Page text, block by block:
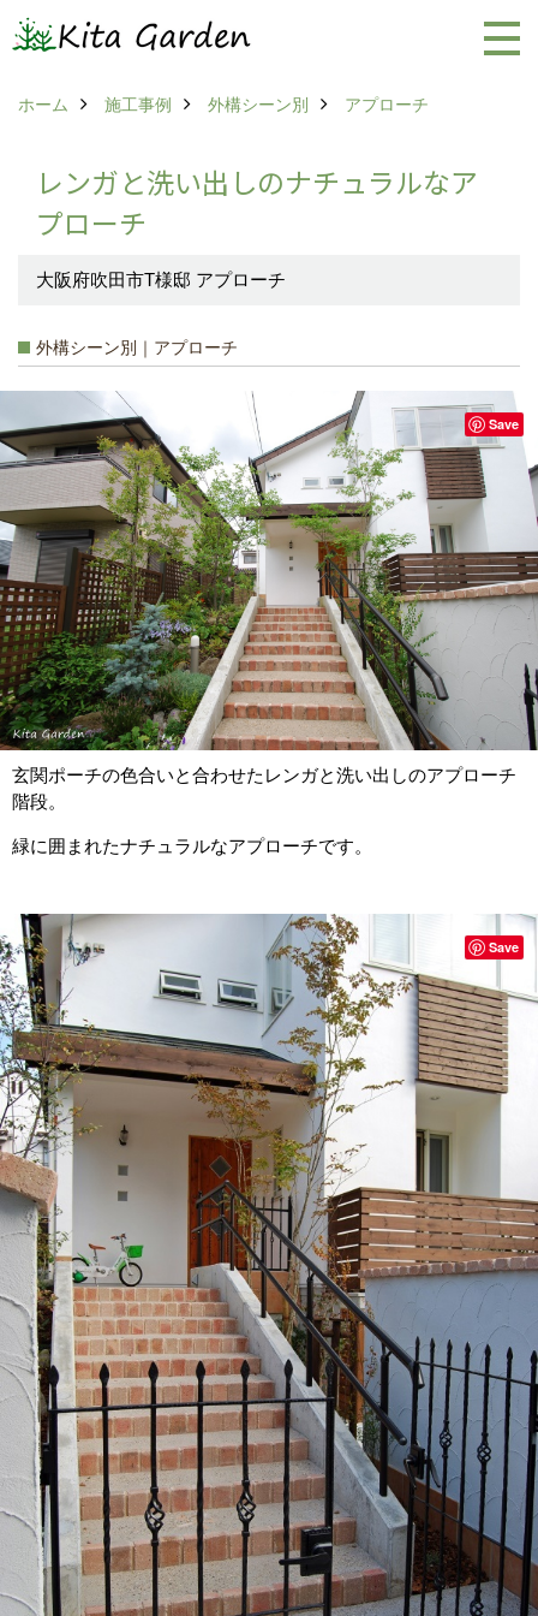
ホーム 施工事例 外構シーン別 アプローチ
レンガと洗い出しのナチュラルなア
プローチ
大阪府吹田市T様邸 アプローチ
外構シーン別｜アプローチ
玄関ポーチの色合いと合わせたレンガと洗い出しのアプローチ
階段。
緑に囲まれたナチュラルなアプローチです。
Save
Save